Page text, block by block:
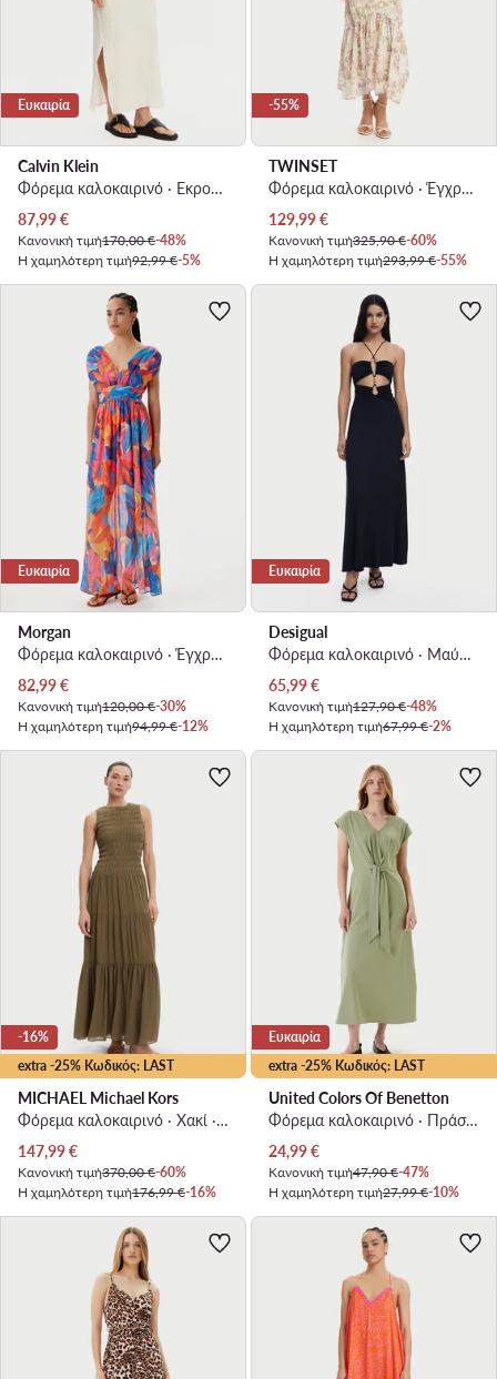
Ευκαιρία
Calvin Klein
Φόρεμα καλοκαιρινό · Εκρού · Maxi
Τρέχουσα τιμή
87,99€
Κανονική τιμή170,00 €-48%
Η χαμηλότερη τιμή92,99 €-5%
-55%
TWINSET
Φόρεμα καλοκαιρινό · Έγχρωμο · Maxi
Τρέχουσα τιμή
129,99€
Κανονική τιμή325,90 €-60%
Η χαμηλότερη τιμή293,99 €-55%
Ευκαιρία
Morgan
Φόρεμα καλοκαιρινό · Έγχρωμο · Maxi
Τρέχουσα τιμή
82,99€
Κανονική τιμή120,00 €-30%
Η χαμηλότερη τιμή94,99 €-12%
Ευκαιρία
Desigual
Φόρεμα καλοκαιρινό · Μαύρο · Maxi
Τρέχουσα τιμή
65,99€
Κανονική τιμή127,90 €-48%
Η χαμηλότερη τιμή67,99 €-2%
extra -25% Κωδικός: LAST
-16%
MICHAEL Michael Kors
Φόρεμα καλοκαιρινό · Χακί · Maxi
Τρέχουσα τιμή
147,99€
Κανονική τιμή370,00 €-60%
Η χαμηλότερη τιμή176,99 €-16%
extra -25% Κωδικός: LAST
Ευκαιρία
United Colors Of Benetton
Φόρεμα καλοκαιρινό · Πράσινο · Maxi
Τρέχουσα τιμή
24,99€
Κανονική τιμή47,90 €-47%
Η χαμηλότερη τιμή27,99 €-10%